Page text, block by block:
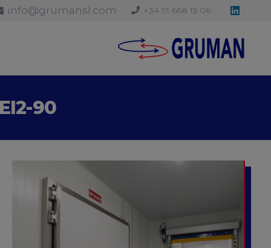
info@grumansl.com +34 91 668 15 06
90